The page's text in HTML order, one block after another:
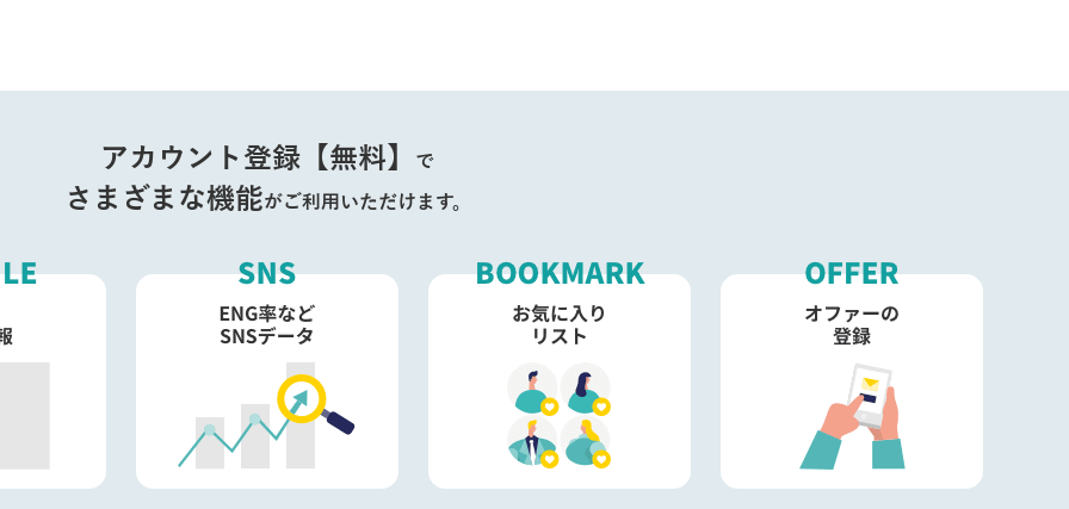
アカウント登録【無料】 で
さまざまな機能がご利用いただけます。